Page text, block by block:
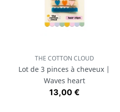
THE COTTON CLOUD
Lot de 3 pinces à cheveux |
Waves heart
Prix
13,00 €